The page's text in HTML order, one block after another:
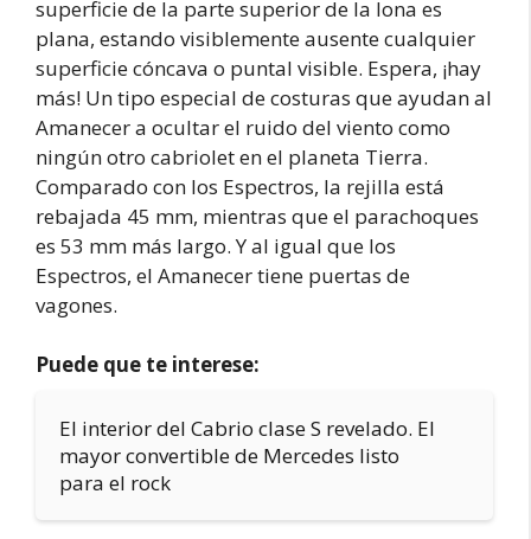
superficie de la parte superior de la lona es
plana, estando visiblemente ausente cualquier
superficie cóncava o puntal visible. Espera, ¡hay
más! Un tipo especial de costuras que ayudan al
Amanecer a ocultar el ruido del viento como
ningún otro cabriolet en el planeta Tierra.
Comparado con los Espectros, la rejilla está
rebajada 45 mm, mientras que el parachoques
es 53 mm más largo. Y al igual que los
Espectros, el Amanecer tiene puertas de
vagones.
Puede que te interese:
El interior del Cabrio clase S revelado. El
mayor convertible de Mercedes listo
para el rock